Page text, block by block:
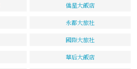
僑星大飯店
永都大旅社
國際大旅社
華后大飯店